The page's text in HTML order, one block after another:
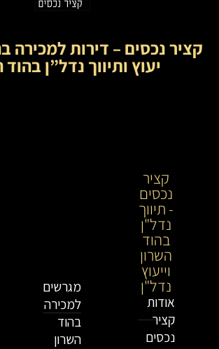
קציר נכסים – דירות למכירה
יעוץ ותיווך נדל”ן בהוד
קציר
נכסים
- תיווך
נדל"ן
בהוד
השרון
וייעוץ
נדל"ן
אודות
קציר
נכסים
מגרשים
למכירה
בהוד
השרון